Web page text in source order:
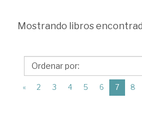
>
política
>
Mostrando libros
« 2 3 4 5 6 7 8